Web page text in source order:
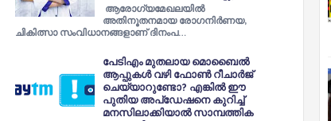
ആരോഗ്യമേഖലയിൽ
അതിനൂതനമായ രോഗനിർണയ,
ചികിത്സാ സംവിധാനങ്ങളാണ് ദിനംപ…
പേടിഎം മുതലായ മൊബൈല്‍
ആപ്പുകള്‍ വഴി ഫോണ്‍ റീചാര്‍ജ്
ചെയ്യാറുണ്ടോ? എങ്കില്‍ ഈ
പുതിയ അപ്ഡേഷനെ കുറിച്ച്‌
മനസിലാക്കിയാല്‍ സാമ്പത്തിക